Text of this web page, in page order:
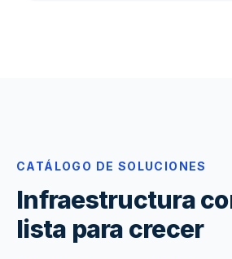
CATÁLOGO DE SOLUCIONES
Infraestructura
lista para crecer